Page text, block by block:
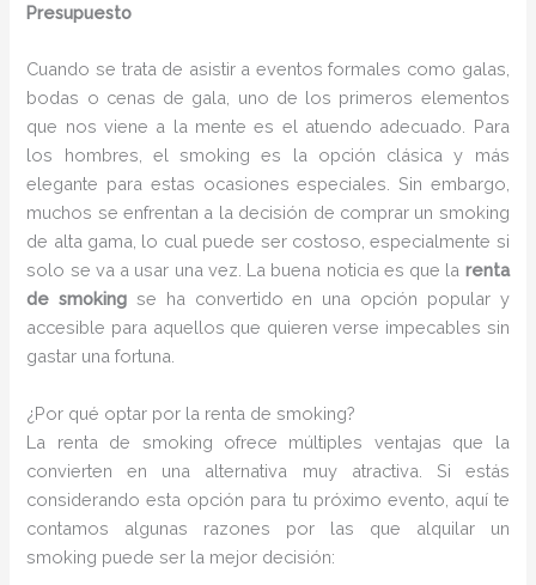
Presupuesto
Cuando se trata de asistir a eventos formales como galas,
bodas o cenas de gala, uno de los primeros elementos
que nos viene a la mente es el atuendo adecuado. Para
los hombres, el smoking es la opción clásica y más
elegante para estas ocasiones especiales. Sin embargo,
muchos se enfrentan a la decisión de comprar un smoking
de alta gama, lo cual puede ser costoso, especialmente si
solo se va a usar una vez. La buena noticia es que la renta
de smoking se ha convertido en una opción popular y
accesible para aquellos que quieren verse impecables sin
gastar una fortuna.
¿Por qué optar por la renta de smoking?
La renta de smoking ofrece múltiples ventajas que la
convierten en una alternativa muy atractiva. Si estás
considerando esta opción para tu próximo evento, aquí te
contamos algunas razones por las que alquilar un
smoking puede ser la mejor decisión: